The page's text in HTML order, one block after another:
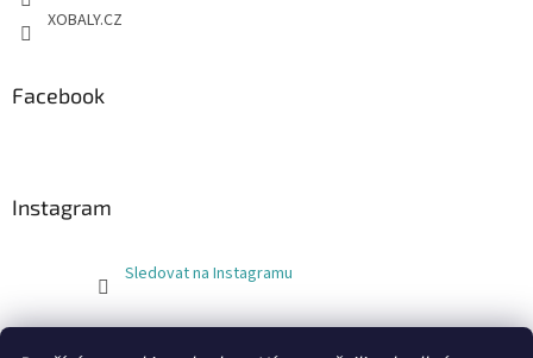
XOBALY.CZ
Facebook
Instagram
Sledovat na Instagramu